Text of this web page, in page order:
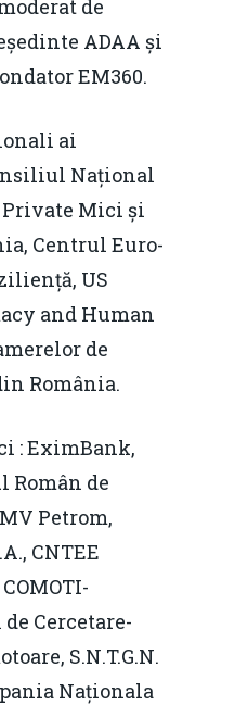
de
ADAA și
EM360.
ai
Național
Mici și
Centrul Euro-
US
and Human
de
România.
: EximBank,
Român de
Petrom,
CNTEE
Cercetare-
S.N.T.G.N.
Naționala
Home
Noutăți